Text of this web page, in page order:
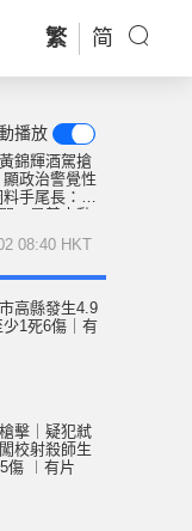
繁 简
播放
錦輝酒駕搶
政治警覺性
手尾長：在
」是基本動
08:40 HKT
高縣發生4.9
擊｜疑犯弒
校射殺師生
傷 ︱有片